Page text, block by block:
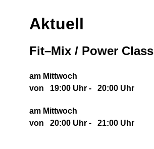
Aktuell
Fit–Mix / Power Class
am Mittwoch
von 19:00 Uhr - 20:00 Uhr
am Mittwoch
von 20:00 Uhr - 21:00 Uhr